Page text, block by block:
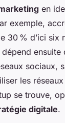
en
exemple,
30 % d’ici six
ensuite
sociaux,
les
se trouve,
digitale.